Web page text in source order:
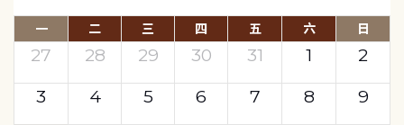
一 二 三 四 五 六 日
27 28 29 30 31 1
2
3
4 5 6 7 8
9